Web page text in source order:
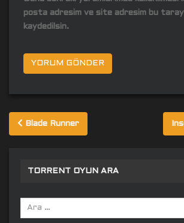
posta adresim ve site adresim bu
kaydedilsin.
Yazı
gezinmesi
Blade Runner
TORRENT OYUN ARA
Arama
yap: